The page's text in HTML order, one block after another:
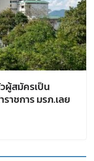
ผู้สมัครเป็น
าชการ มรภ.เลย